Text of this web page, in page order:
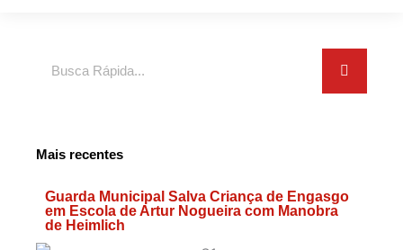
Mais recentes
Guarda Municipal Salva Criança de Engasgo
em Escola de Artur Nogueira com Manobra
de Heimlich